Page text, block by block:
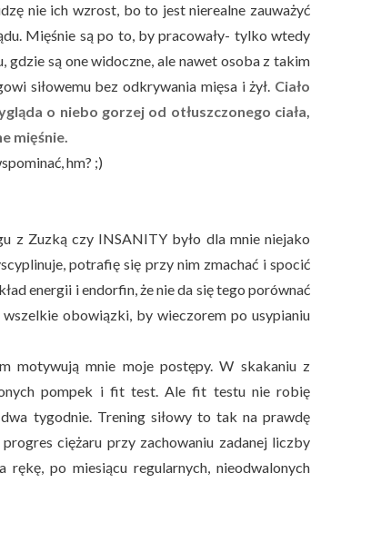
nie ich wzrost, bo to jest nierealne zauważyć
Mięśnie są po to, by pracowały- tylko wtedy
są one widoczne, ale nawet osoba z takim
siłowemu bez odkrywania mięsa i żył. Ciało
o niebo gorzej od otłuszczonego ciała,
mięśnie.
hm? ;)
z Zuzką czy INSANITY było dla mnie niejako
potrafię się przy nim zmachać i spocić
energii i endorfin, że nie da się tego porównać
obowiązki, by wieczorem po usypianiu
motywują mnie moje postępy. W skakaniu z
pompek i fit test. Ale fit testu nie robię
tygodnie. Trening siłowy to tak na prawdę
ciężaru przy zachowaniu zadanej liczby
po miesiącu regularnych, nieodwalonych